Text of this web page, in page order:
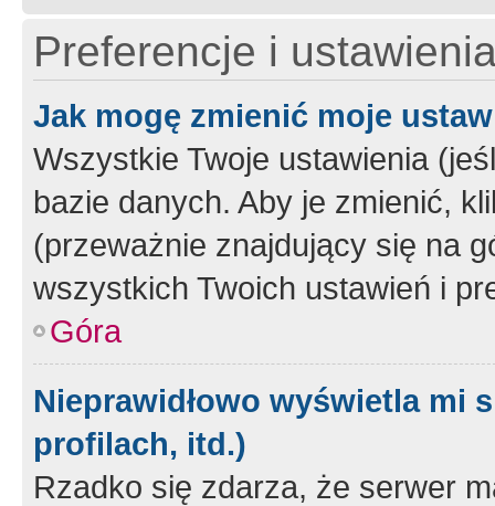
Preferencje i
Jak mogę zmienić moje
Wszystkie Twoje ustawienia
bazie danych. Aby je zmienić,
(przeważnie znajdujący się na
wszystkich Twoich ustawień i
Góra
Nieprawidłowo wyświetla mi
profilach, itd.)
Rzadko się zdarza, że serwer